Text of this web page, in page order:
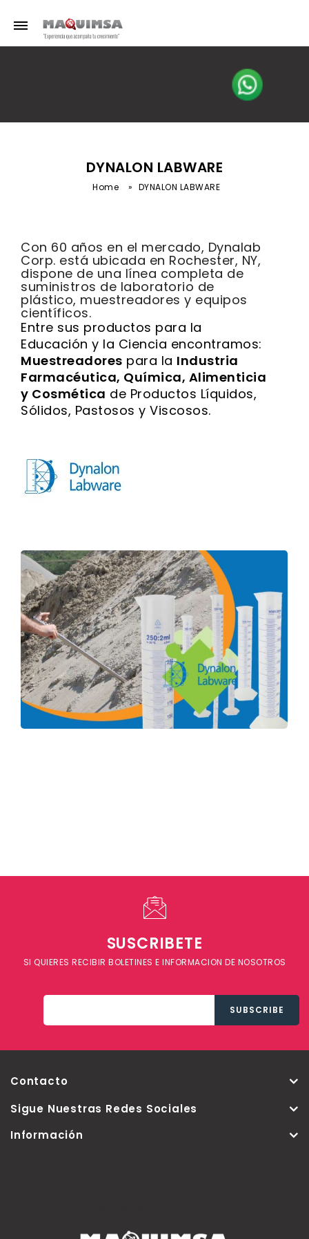
DYNALON LABWARE
Home » DYNALON LABWARE
Con 60 años en el mercado, Dynalab
Corp. está ubicada en Rochester, NY,
dispone de una línea completa de
suministros de laboratorio de
plástico, muestreadores y equipos
científicos.
Entre sus productos para la
Educación y la Ciencia encontramos:
Muestreadores para la Industria
Farmacéutica, Química, Alimenticia
y Cosmética de Productos Líquidos,
Sólidos, Pastosos y Viscosos.
SUSCRIBETE
SI QUIERES RECIBIR BOLETINES E INFORMACION DE NOSOTROS
Contacto
Sigue Nuestras Redes Sociales
Información